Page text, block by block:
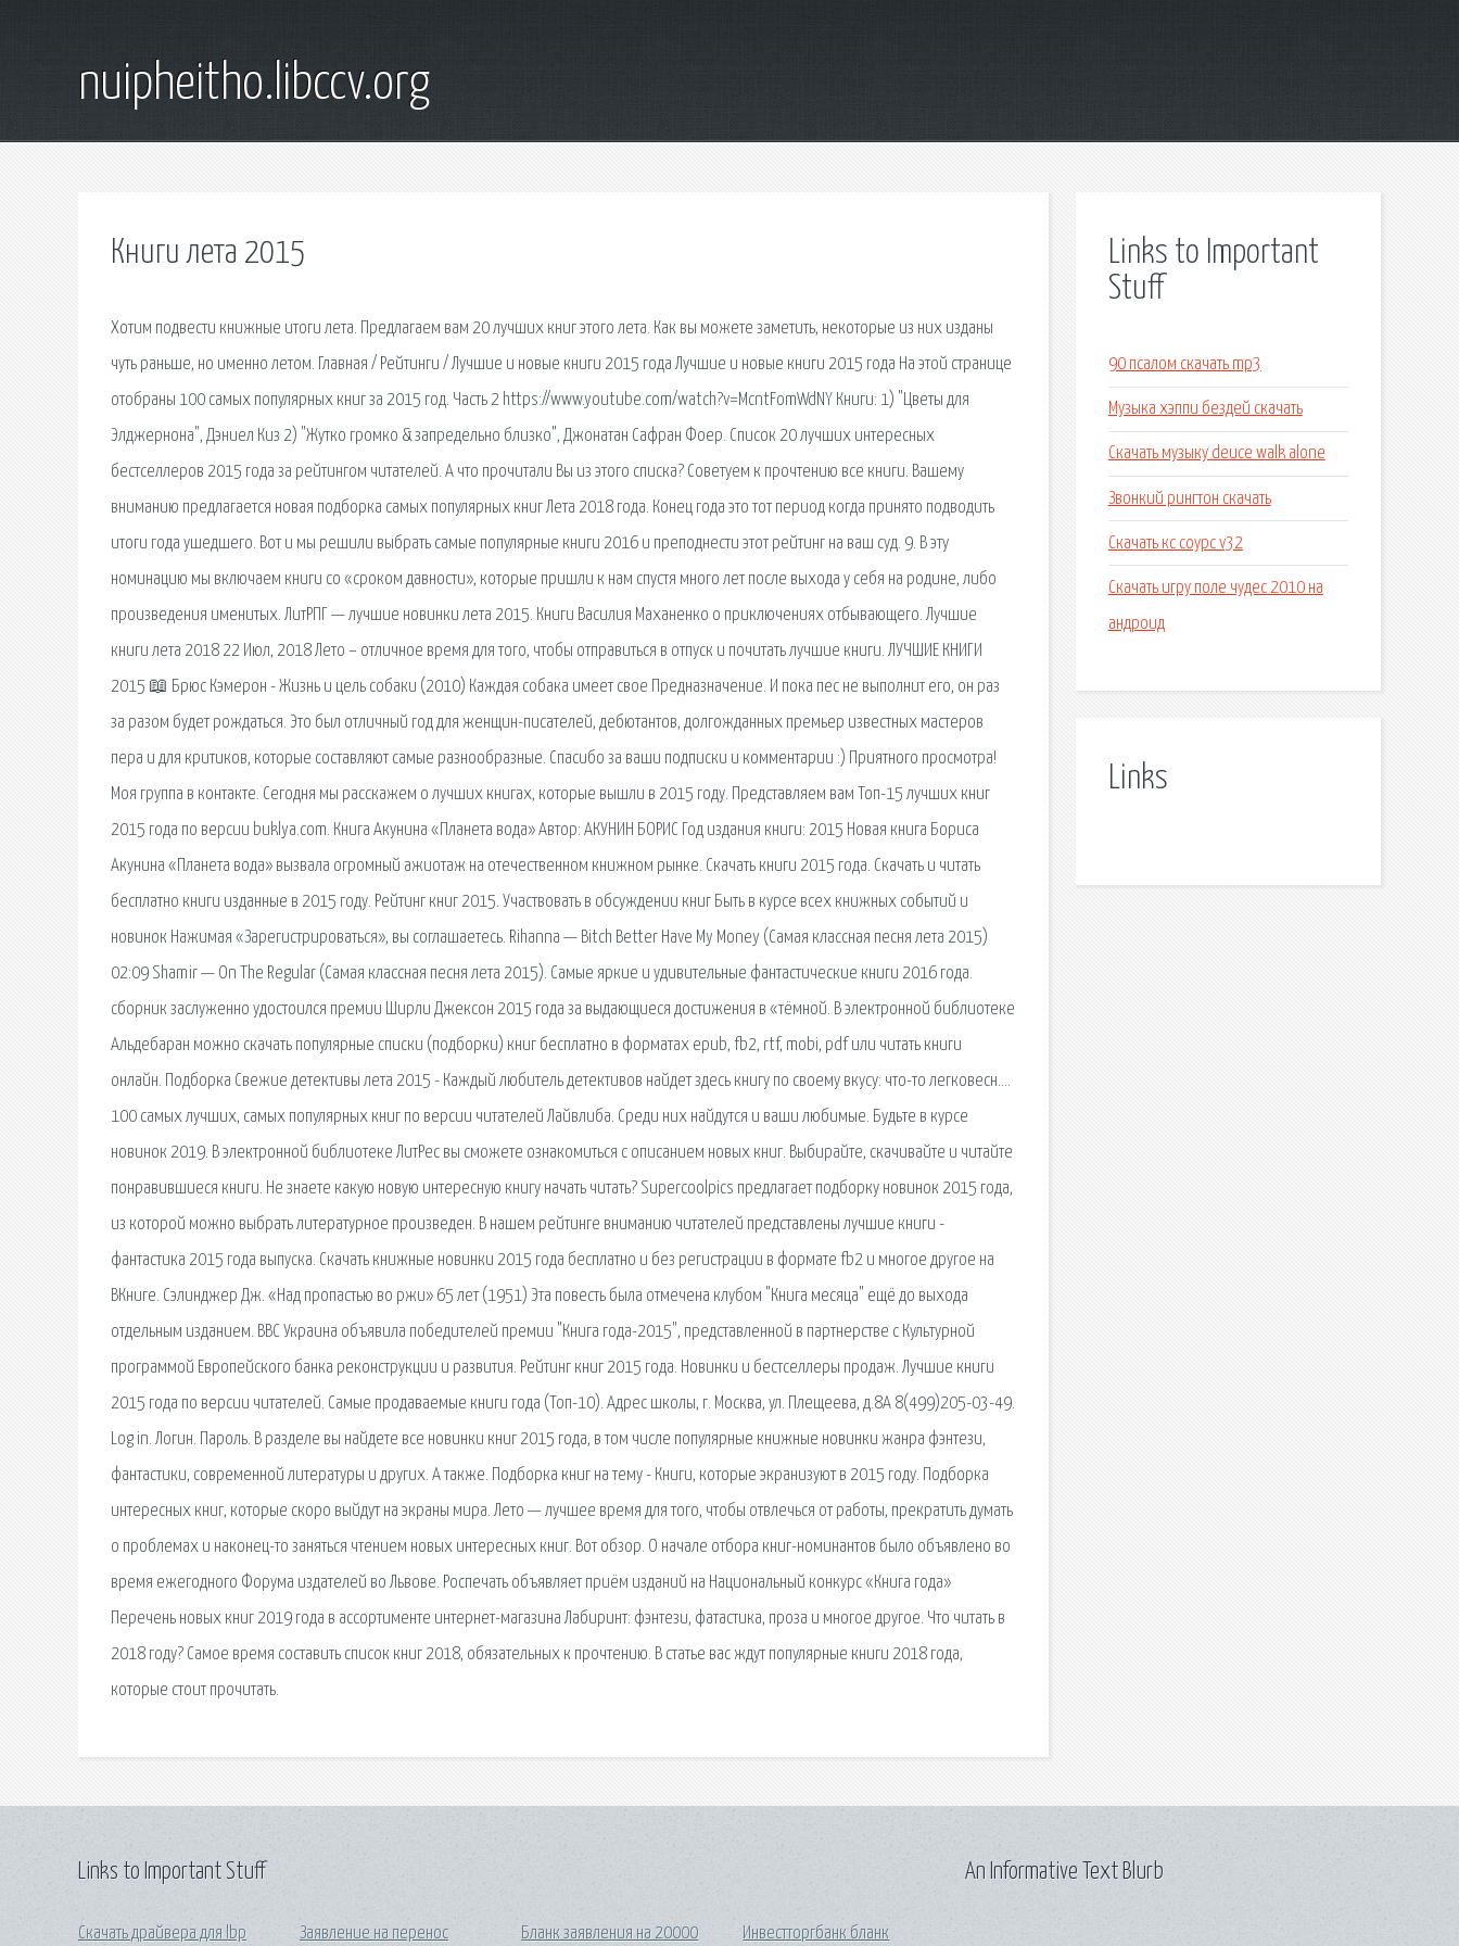
nuipheitho.libccv.org
Книги лета 2015
Хотим подвести книжные итоги лета. Предлагаем вам 20 лучших книг этого лета. Как вы можете заметить, некоторые из них изданы
чуть раньше, но именно летом. Главная / Рейтинги / Лучшие и новые книги 2015 года Лучшие и новые книги 2015 года На этой странице
отобраны 100 самых популярных книг за 2015 год. Часть 2 https://www.youtube.com/watch?v=McntFomWdNY Книги: 1) "Цветы для
Элджернона", Дэниел Киз 2) "Жутко громко & запредельно близко", Джонатан Сафран Фоер. Список 20 лучших интересных
бестселлеров 2015 года за рейтингом читателей. А что прочитали Вы из этого списка? Советуем к прочтению все книги. Вашему
вниманию предлагается новая подборка самых популярных книг Лета 2018 года. Конец года это тот период когда принято подводить
итоги года ушедшего. Вот и мы решили выбрать самые популярные книги 2016 и преподнести этот рейтинг на ваш суд. 9. В эту
номинацию мы включаем книги со «сроком давности», которые пришли к нам спустя много лет после выхода у себя на родине, либо
произведения именитых. ЛитРПГ — лучшие новинки лета 2015. Книги Василия Маханенко о приключениях отбывающего. Лучшие
книги лета 2018 22 Июл, 2018 Лето – отличное время для того, чтобы отправиться в отпуск и почитать лучшие книги. ЛУЧШИЕ КНИГИ
2015 📖 Брюс Кэмерон - Жизнь и цель собаки (2010) Каждая собака имеет свое Предназначение. И пока пес не выполнит его, он раз
за разом будет рождаться. Это был отличный год для женщин-писателей, дебютантов, долгожданных премьер известных мастеров
пера и для критиков, которые составляют самые разнообразные. Спасибо за ваши подписки и комментарии :) Приятного просмотра!
Моя группа в контакте. Сегодня мы расскажем о лучших книгах, которые вышли в 2015 году. Представляем вам Топ-15 лучших книг
2015 года по версии buklya.com. Книга Акунина «Планета вода» Автор: АКУНИН БОРИС Год издания книги: 2015 Новая книга Бориса
Акунина «Планета вода» вызвала огромный ажиотаж на отечественном книжном рынке. Скачать книги 2015 года. Скачать и читать
бесплатно книги изданные в 2015 году. Рейтинг книг 2015. Участвовать в обсуждении книг Быть в курсе всех книжных событий и
новинок Нажимая «Зарегистрироваться», вы соглашаетесь. Rihanna — Bitch Better Have My Money (Самая классная песня лета 2015)
02:09 Shamir — On The Regular (Самая классная песня лета 2015). Самые яркие и удивительные фантастические книги 2016 года.
сборник заслуженно удостоился премии Ширли Джексон 2015 года за выдающиеся достижения в «тёмной. В электронной библиотеке
Альдебаран можно скачать популярные списки (подборки) книг бесплатно в форматах epub, fb2, rtf, mobi, pdf или читать книги
онлайн. Подборка Свежие детективы лета 2015 - Каждый любитель детективов найдет здесь книгу по своему вкусу: что-то легковесн….
100 самых лучших, самых популярных книг по версии читателей Лайвлиба. Среди них найдутся и ваши любимые. Будьте в курсе
новинок 2019. В электронной библиотеке ЛитРес вы сможете ознакомиться с описанием новых книг. Выбирайте, скачивайте и читайте
понравившиеся книги. Не знаете какую новую интересную книгу начать читать? Supercoolpics предлагает подборку новинок 2015 года,
из которой можно выбрать литературное произведен. В нашем рейтинге вниманию читателей представлены лучшие книги -
фантастика 2015 года выпуска. Скачать книжные новинки 2015 года бесплатно и без регистрации в формате fb2 и многое другое на
ВКниге. Сэлинджер Дж. «Над пропастью во ржи» 65 лет (1951) Эта повесть была отмечена клубом "Книга месяца" ещё до выхода
отдельным изданием. ВВС Украина объявила победителей премии "Книга года-2015", представленной в партнерстве с Культурной
программой Европейского банка реконструкции и развития. Рейтинг книг 2015 года. Новинки и бестселлеры продаж. Лучшие книги
2015 года по версии читателей. Самые продаваемые книги года (Топ-10). Адрес школы, г. Москва, ул. Плещеева, д.8А 8(499)205-03-49.
Log in. Логин. Пароль. В разделе вы найдете все новинки книг 2015 года, в том числе популярные книжные новинки жанра фэнтези,
фантастики, современной литературы и других. А также. Подборка книг на тему - Книги, которые экранизуют в 2015 году. Подборка
интересных книг, которые скоро выйдут на экраны мира. Лето — лучшее время для того, чтобы отвлечься от работы, прекратить думать
о проблемах и наконец-то заняться чтением новых интересных книг. Вот обзор. О начале отбора книг-номинантов было объявлено во
время ежегодного Форума издателей во Львове. Роспечать объявляет приём изданий на Национальный конкурс «Книга года»
Перечень новых книг 2019 года в ассортименте интернет-магазина Лабиринт: фэнтези, фатастика, проза и многое другое. Что читать в
2018 году? Самое время составить список книг 2018, обязательных к прочтению. В статье вас ждут популярные книги 2018 года,
которые стоит прочитать.
Links to Important
Stuff
90 псалом скачать mp3
Музыка хэппи бездей скачать
Скачать музыку deuce walk alone
Звонкий рингтон скачать
Скачать кс соурс v32
Скачать игру поле чудес 2010 на
андроид
Links
Links to Important Stuff
Скачать драйвера для lbp Заявление на перенос Бланк заявления на 20000 Инвестторгбанк бланк
An Informative Text Blurb